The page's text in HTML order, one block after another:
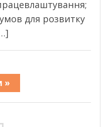
для розвитку
»